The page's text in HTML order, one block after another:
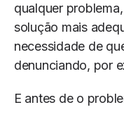
qualquer
solução mais
necessidade de
denunciando, por
E antes de o